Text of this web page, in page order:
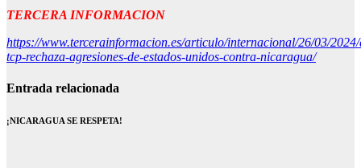
TERCERA INFORMACION
https://www.tercerainformacion.es/articulo/internacional/26/03/
tcp-rechaza-agresiones-de-estados-unidos-contra-nicaragua/
Entrada relacionada
¡NICARAGUA SE RESPETA!